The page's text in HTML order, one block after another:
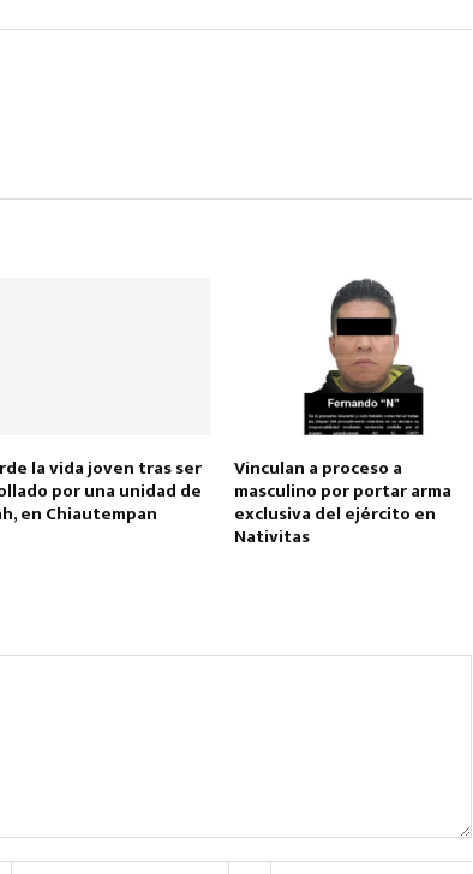
la vida joven tras ser
por una unidad de
en Chiautempan
Vinculan a proceso a
masculino por portar arma
exclusiva del ejército en
Nativitas
Retweet Favorite Reply Retweet